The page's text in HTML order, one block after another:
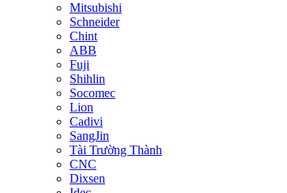
Mitsubishi
Schneider
Chint
ABB
Fuji
Shihlin
Socomec
Lion
Cadivi
SangJin
Tài Trường Thành
CNC
Dixsen